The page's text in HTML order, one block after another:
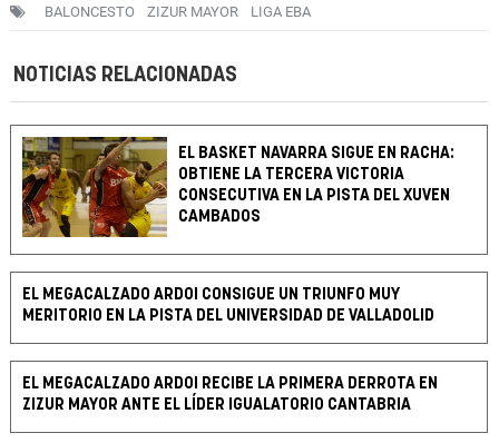
BALONCESTO ZIZUR MAYOR LIGA EBA
NOTICIAS RELACIONADAS
EL BASKET NAVARRA SIGUE EN RACHA:
OBTIENE LA TERCERA VICTORIA
CONSECUTIVA EN LA PISTA DEL XUVEN
CAMBADOS
EL MEGACALZADO ARDOI CONSIGUE UN TRIUNFO MUY
MERITORIO EN LA PISTA DEL UNIVERSIDAD DE VALLADOLID
EL MEGACALZADO ARDOI RECIBE LA PRIMERA DERROTA EN
ZIZUR MAYOR ANTE EL LÍDER IGUALATORIO CANTABRIA